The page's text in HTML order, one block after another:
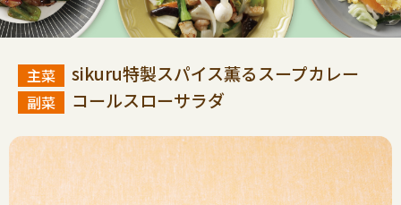
sikuru特製スパイス薫るスープカレー
コールスローサラダ